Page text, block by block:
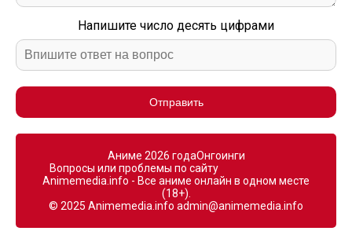
Напишите число десять цифрами
Отправить
Аниме 2026 годаОнгоинги
Вопросы или проблемы по сайту
Animemedia.info - Все аниме онлайн в одном месте
(18+).
© 2025 Animemedia.info admin@animemedia.info